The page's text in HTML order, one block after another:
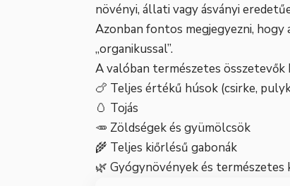
növényi, állati vagy ásványi
Azonban fontos megjegyezni, hogy
„organikussal”.
A valóban természetes
🍗 Teljes értékű húsok (csirke,
🥚 Tojás
🥕 Zöldségek és gyümölcsök
🌾 Teljes kiőrlésű gabonák
🌿 Gyógynövények és természetes